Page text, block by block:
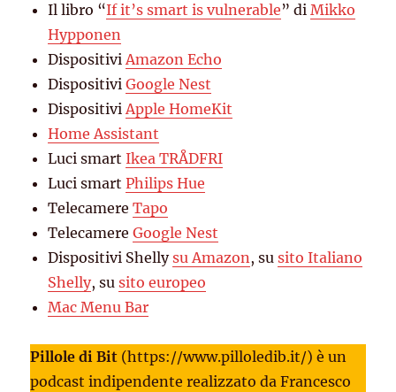
Il libro “If it’s smart is vulnerable” diMikko
Hypponen
DispositiviAmazon Echo
DispositiviGoogle Nest
DispositiviApple HomeKit
Home Assistant
Luci smartIkea TRÅDFRI
Luci smartPhilips Hue
TelecamereTapo
TelecamereGoogle Nest
Dispositivi Shellysu Amazon, susito Italiano
Shelly, susito europeo
Mac Menu Bar
Pillole di Bit (https://www.pilloledib.it/) è un
podcast indipendente realizzato da Francesco